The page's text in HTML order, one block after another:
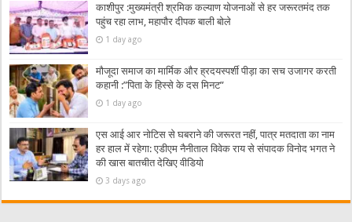
काशीपुर :मुख्यमंत्री श्रमिक कल्याण योजनाओं से हर जरूरतमंद तक
पहुंच रहा लाभ, महापौर दीपक बाली बोले
1 day ago
मौजूदा समाज का मार्मिक और ह्रदयस्पर्शी पीड़ा का सच उजागर करती
कहानी :”पिता के हिस्से के दस मिनट”
1 day ago
एस आई आर नोटिस से घबराने की जरूरत नहीं, पात्र मतदाता का नाम
हर हाल में रहेगा: एडीएम नैनीताल विवेक राय से संपादक विनोद भगत ने
की खास बातचीत देखिए वीडियो
3 days ago